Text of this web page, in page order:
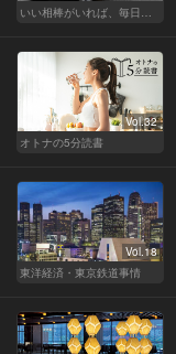
いい相棒がいれば、毎日が楽しい。クルマがあるとできること
Vol.32
オトナの5分読書
Vol.18
東洋経済・東京鉄道事情